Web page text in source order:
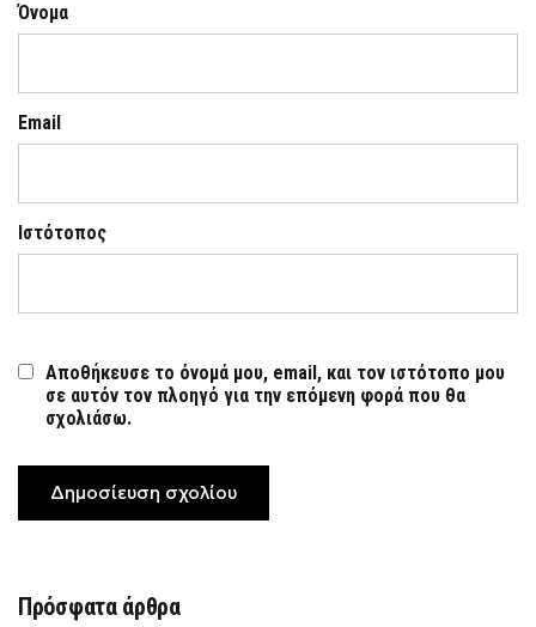
Όνομα
Email
Ιστότοπος
Αποθήκευσε το όνομά μου, email, και τον ιστότοπο μου
σε αυτόν τον πλοηγό για την επόμενη φορά που θα
σχολιάσω.
Πρόσφατα άρθρα